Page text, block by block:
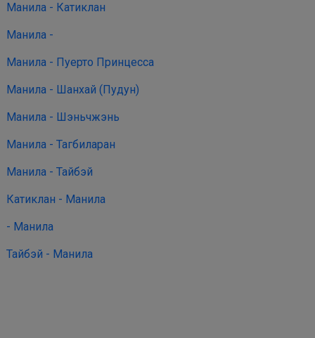
Манила - Катиклан
Манила -
Манила - Пуерто Принцесса
Манила - Шанхай (Пудун)
Манила - Шэньчжэнь
Манила - Тагбиларан
Манила - Тайбэй
Катиклан - Манила
- Манила
Тайбэй - Манила